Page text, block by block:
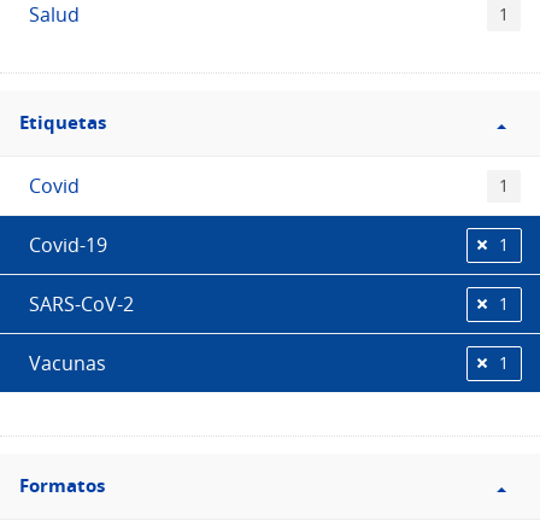
Salud 1
Filtro
Etiquetas
Etiquetas
Covid 1
Covid-19 1
SARS-CoV-2 1
Vacunas 1
Filtro
Formatos
Formatos